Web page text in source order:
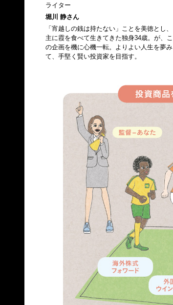
ライター
堀川 静さん
「宵越しの銭は持たない」ことを美徳とし、
主に霞を食べて生きてきた独身34歳。が、こ
の企画を機に心機一転。よりよい人生を夢み
て、手堅く賢い投資家を目指す。